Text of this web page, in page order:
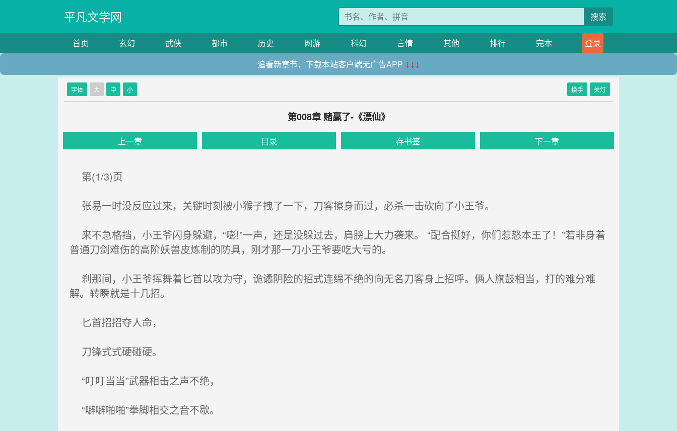
平凡文学网 搜索
首页 玄幻 武侠 都市 历史 网游 科幻 言情 其他 排行 完本
登录
追看新章节，下载本站客户端无广告APP ↓↓↓
字体 大 中 小 换手 关灯
第008章 赌赢了-《漂仙》
上一章 目录 存书签 下一章
第(1/3)页
张易一时没反应过来，关键时刻被小猴子拽了一下，刀客擦身而过，必杀一击砍向了小王爷。
来不急格挡，小王爷闪身躲避，“嘭!”一声，还是没躲过去，肩膀上大力袭来。 “配合挺好，你们惹怒本王了！”若非身着
普通刀剑难伤的高阶妖兽皮炼制的防具，刚才那一刀小王爷要吃大亏的。
刹那间，小王爷挥舞着匕首以攻为守，诡谲阴险的招式连绵不绝的向无名刀客身上招呼。俩人旗鼓相当，打的难分难
解。转瞬就是十几招。
匕首招招夺人命，
刀锋式式硬碰硬。
“叮叮当当”武器相击之声不绝，
“噼噼啪啪”拳脚相交之音不歇。